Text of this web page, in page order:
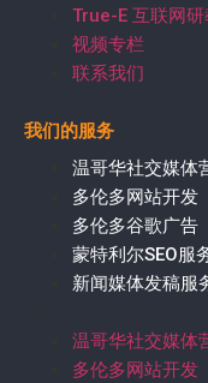
True-E 互联网
视频专栏
联系我们
我们的服务
温哥华社交媒体
多伦多网站开发
多伦多谷歌广告
蒙特利尔SEO服
新闻媒体发稿服
温哥华社交媒体
多伦多网站开发